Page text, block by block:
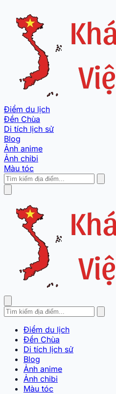
Điểm du lịch
Đền Chùa
Di tích lịch sử
Blog
Ảnh anime
Ảnh chibi
Màu tóc
Điểm du lịch
Đền Chùa
Di tích lịch sử
Blog
Ảnh anime
Ảnh chibi
Màu tóc